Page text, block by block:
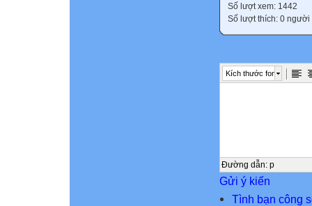
Số lượt xem: 1442
Số lượt thích: 0 người
Kích thước font
Đường dẫn: p
Gửi ý kiến
Tình bạn công